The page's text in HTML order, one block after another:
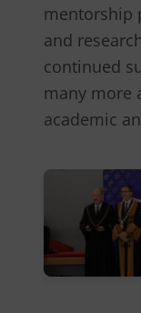
mentorship
and
continued
many more
academic